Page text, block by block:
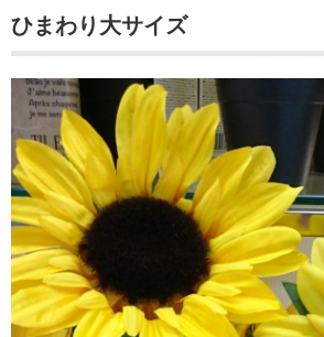
ひまわり大サイズ